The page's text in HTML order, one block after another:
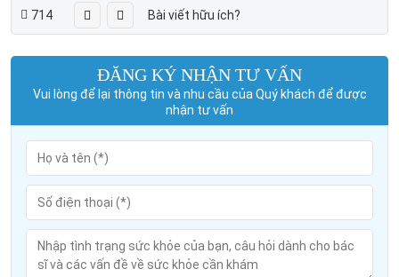
714 Bài viết hữu ích?
ĐĂNG KÝ NHẬN TƯ VẤN
Vui lòng để lại thông tin và nhu cầu của Quý khách để được
nhận tư vấn